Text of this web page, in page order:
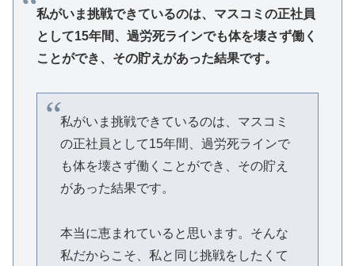
私がいま挑戦できているのは、マスコミの正社員
として15年間、過労死ラインでも体を壊さず働く
ことができ、その貯えがあった結果です。
私がいま挑戦できているのは、マスコミ
の正社員として15年間、過労死ラインで
も体を壊さず働くことができ、その貯え
があった結果です。
本当に恵まれていると思います。そんな
私だからこそ、私と同じ挑戦をしたくて